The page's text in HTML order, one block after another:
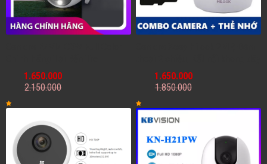
1.650.000
2.150.000
1.650.000
1.850.000